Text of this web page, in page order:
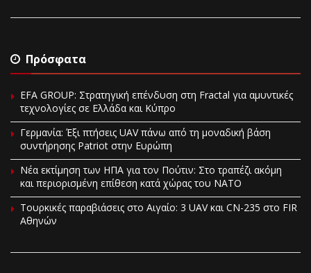
Πρόσφατα
EFA GROUP: Στρατηγική επένδυση στη Fractal για αμυντικές
τεχνολογίες σε Ελλάδα και Κύπρο
Γερμανία: Έξι πτήσεις UAV πάνω από τη μοναδική βάση
συντήρησης Patriot στην Ευρώπη
Νέα εκτίμηση των ΗΠΑ για τον Πούτιν: Στο τραπέζι ακόμη
και περιορισμένη επίθεση κατά χώρας του ΝΑΤΟ
Τουρκικές παραβιάσεις στο Αιγαίο: 3 UAV και CN-235 στο FIR
Αθηνών